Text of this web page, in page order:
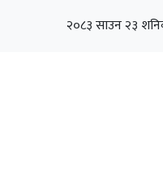
२०८३ साउन २३